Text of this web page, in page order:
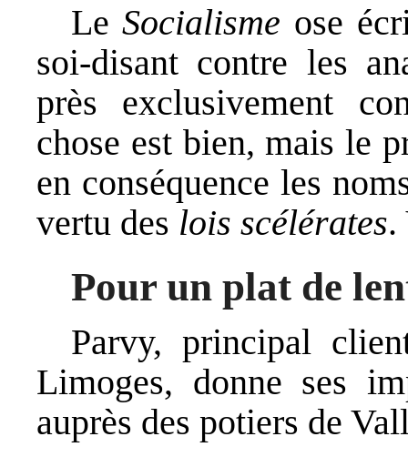
LeSocialisme ose
soi-disant contre les
près exclusivement
chose est bien, mais le
en conséquence les
vertu des lois scélérates.
Pour un plat de
Parvy, principal
Limoges, donne ses
auprès des potiers de